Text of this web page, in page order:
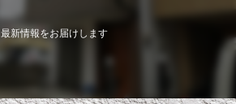
最新情報をお届けします